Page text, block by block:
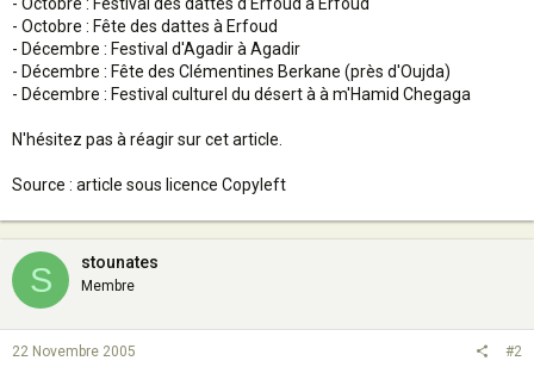
- Octobre : Fête des dattes à Erfoud
- Décembre : Festival d'Agadir à Agadir
- Décembre : Fête des Clémentines Berkane (près d'Oujda)
- Décembre : Festival culturel du désert à à m'Hamid Chegaga
N'hésitez pas à réagir sur cet article.
Source : article sous licence Copyleft
S stounates
Membre
22 Novembre 2005 #2